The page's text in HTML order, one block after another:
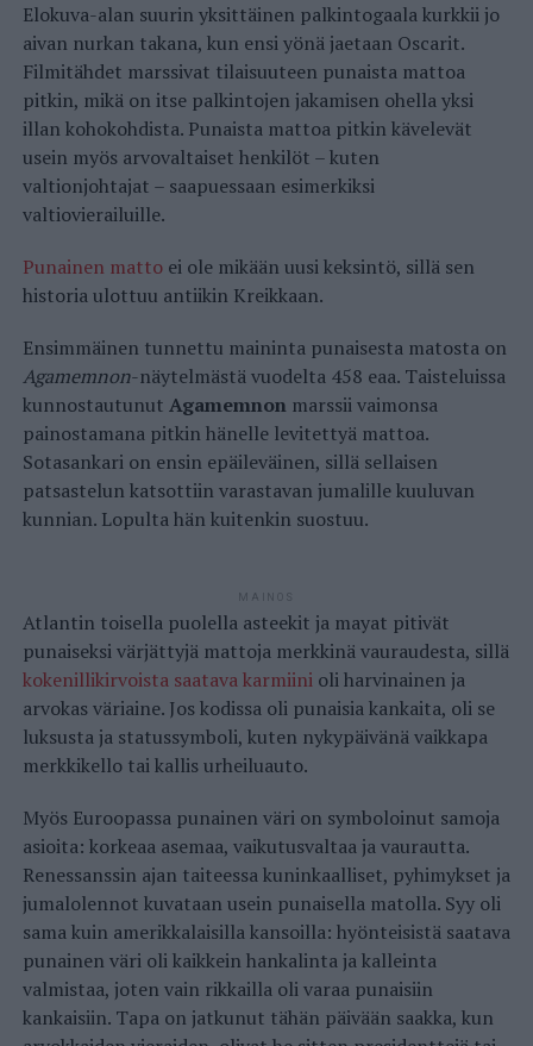
Elokuva-alan suurin yksittäinen palkintogaala kurkkii jo
aivan nurkan takana, kun ensi yönä jaetaan Oscarit.
Filmitähdet marssivat tilaisuuteen punaista mattoa
pitkin, mikä on itse palkintojen jakamisen ohella yksi
illan kohokohdista. Punaista mattoa pitkin kävelevät
usein myös arvovaltaiset henkilöt – kuten
valtionjohtajat – saapuessaan esimerkiksi
valtiovierailuille.
Punainen mattoei ole mikään uusi keksintö, sillä sen
historia ulottuu antiikin Kreikkaan.
Ensimmäinen tunnettu maininta punaisesta matosta on
Agamemnon-näytelmästä vuodelta 458 eaa. Taisteluissa
kunnostautunut Agamemnonmarssii vaimonsa
painostamana pitkin hänelle levitettyä mattoa.
Sotasankari on ensin epäileväinen, sillä sellaisen
patsastelun katsottiin varastavan jumalille kuuluvan
kunnian. Lopulta hän kuitenkin suostuu.
MAINOS
Atlantin toisella puolella asteekit ja mayat pitivät
punaiseksi värjättyjä mattoja merkkinä vauraudesta, sillä
kokenillikirvoista saatava karmiinioli harvinainen ja
arvokas väriaine. Jos kodissa oli punaisia kankaita, oli se
luksusta ja statussymboli, kuten nykypäivänä vaikkapa
merkkikello tai kallis urheiluauto.
Myös Euroopassa punainen väri on symboloinut samoja
asioita: korkeaa asemaa, vaikutusvaltaa ja vaurautta.
Renessanssin ajan taiteessa kuninkaalliset, pyhimykset ja
jumalolennot kuvataan usein punaisella matolla. Syy oli
sama kuin amerikkalaisilla kansoilla: hyönteisistä saatava
punainen väri oli kaikkein hankalinta ja kalleinta
valmistaa, joten vain rikkailla oli varaa punaisiin
kankaisiin. Tapa on jatkunut tähän päivään saakka, kun